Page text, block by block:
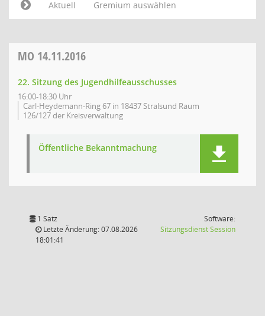
Aktuell
Gremium auswählen
MO 14.11.2016
22. Sitzung des Jugendhilfeausschusses
16:00-18:30 Uhr
Carl-Heydemann-Ring 67 in 18437 Stralsund Raum
126/127 der Kreisverwaltung
Öffentliche Bekanntmachung
1 Satz
Letzte Änderung: 07.08.2026
18:01:41
Software:
SitzungsdienstSession(Wird in